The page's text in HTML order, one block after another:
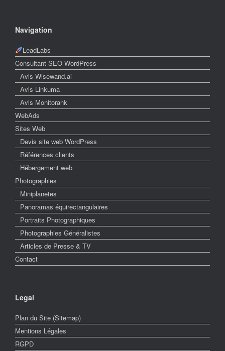
Navigation
LeadLabs
Consultant SEO WordPress
Avis Wisewand.ai
Avis Linkuma
Avis Monitorank
WebAds
Sites Web
Devis site web WordPress
Références clients
Hébergement web
Photographies
Miniplanetes
Panoramas équirectangulaires
Portraits Photographiques
Photographies Généralistes
Articles de Presse & TV
Contact
Legal
Plan du Site (Sitemap)
Mentions Légales
RGPD